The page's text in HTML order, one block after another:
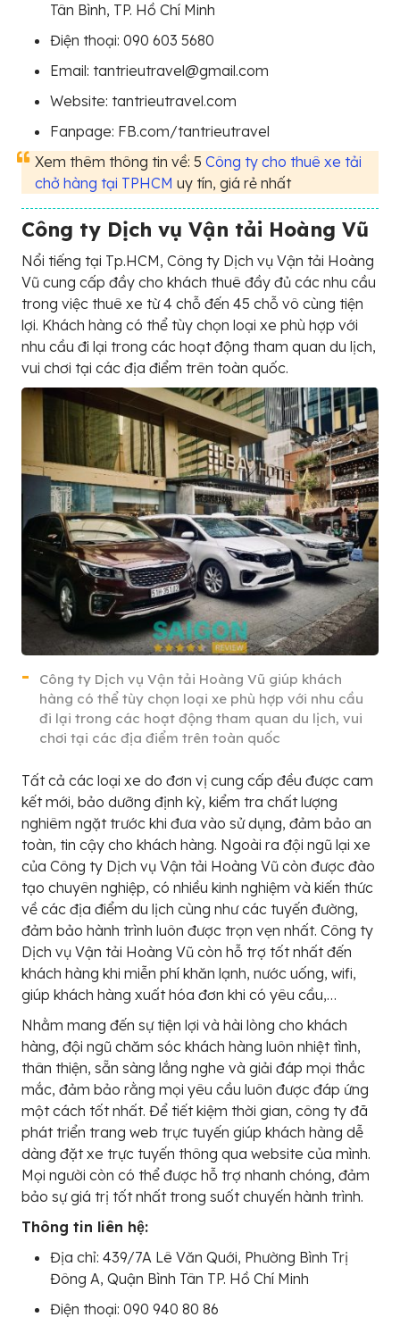
Tân Bình, TP. Hồ Chí Minh
Điện thoại: 090 603 5680
Email: tantrieutravel@gmail.com
Website: tantrieutravel.com
Fanpage: FB.com/tantrieutravel
Xem thêm thông tin về: 5 Công ty cho thuê xe tải
chở hàng tại TPHCM uy tín, giá rẻ nhất
Công ty Dịch vụ Vận tải Hoàng Vũ
Nổi tiếng tại Tp.HCM, Công ty Dịch vụ Vận tải Hoàng
Vũ cung cấp đầy cho khách thuê đầy đủ các nhu cầu
trong việc thuê xe từ 4 chỗ đến 45 chỗ vô cùng tiện
lợi. Khách hàng có thể tùy chọn loại xe phù hợp với
nhu cầu đi lại trong các hoạt động tham quan du lịch,
vui chơi tại các địa điểm trên toàn quốc.
Công ty Dịch vụ Vận tải Hoàng Vũ giúp khách
hàng có thể tùy chọn loại xe phù hợp với nhu cầu
đi lại trong các hoạt động tham quan du lịch, vui
chơi tại các địa điểm trên toàn quốc
Tất cả các loại xe do đơn vị cung cấp đều được cam
kết mới, bảo dưỡng định kỳ, kiểm tra chất lượng
nghiêm ngặt trước khi đưa vào sử dụng, đảm bảo an
toàn, tin cậy cho khách hàng. Ngoài ra đội ngũ lại xe
của Công ty Dịch vụ Vận tải Hoàng Vũ còn được đào
tạo chuyên nghiệp, có nhiều kinh nghiệm và kiến thức
về các địa điểm du lịch cùng như các tuyến đường,
đảm bảo hành trình luôn được trọn vẹn nhất. Công ty
Dịch vụ Vận tải Hoàng Vũ còn hỗ trợ tốt nhất đến
khách hàng khi miễn phí khăn lạnh, nước uống, wifi,
giúp khách hàng xuất hóa đơn khi có yêu cầu,…
Nhằm mang đến sự tiện lợi và hài lòng cho khách
hàng, đội ngũ chăm sóc khách hàng luôn nhiệt tình,
thân thiện, sẵn sàng lắng nghe và giải đáp mọi thắc
mắc, đảm bảo rằng mọi yêu cầu luôn được đáp ứng
một cách tốt nhất. Để tiết kiệm thời gian, công ty đã
phát triển trang web trực tuyến giúp khách hàng dễ
dàng đặt xe trực tuyến thông qua website của mình.
Mọi người còn có thể được hỗ trợ nhanh chóng, đảm
bảo sự giá trị tốt nhất trong suốt chuyến hành trình.
Thông tin liên hệ:
Địa chỉ: 439/7A Lê Văn Quới, Phường Bình Trị
Đông A, Quận Bình Tân TP. Hồ Chí Minh
Điện thoại: 090 940 80 86